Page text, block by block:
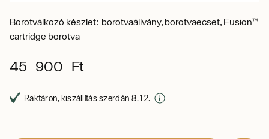
Borotválkozó készlet: borotvaállvány, borotvaecset, Fusion™
cartridge borotva
45 900 Ft
Raktáron, kiszállítás szerdán 8. 12.